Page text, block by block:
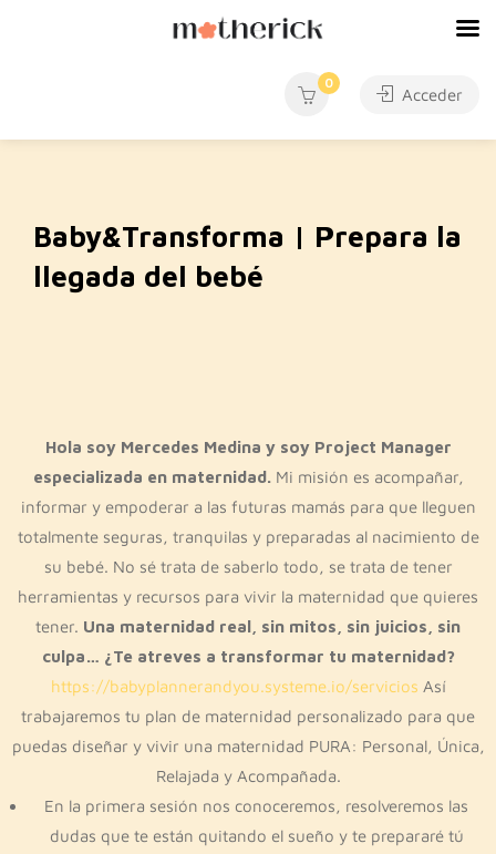
0
Acceder
Baby&Transforma | Prepara la
llegada del bebé
Hola soy Mercedes Medina y soy Project Manager
especializada en maternidad. Mi misión es acompañar,
informar y empoderar a las futuras mamás para que lleguen
totalmente seguras, tranquilas y preparadas al nacimiento de
su bebé. No sé trata de saberlo todo, se trata de tener
herramientas y recursos para vivir la maternidad que quieres
tener. Una maternidad real, sin mitos, sin juicios, sin
culpa… ¿Te atreves a transformar tu maternidad?
https://babyplannerandyou.systeme.io/servicios Así
trabajaremos tu plan de maternidad personalizado para que
puedas diseñar y vivir una maternidad PURA: Personal, Única,
Relajada y Acompañada.
En la primera sesión nos conoceremos, resolveremos las
dudas que te están quitando el sueño y te prepararé tú